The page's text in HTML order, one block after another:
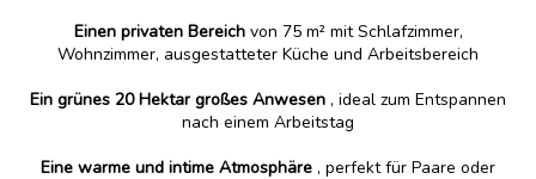
Einen privaten Bereichvon 75 m² mit Schlafzimmer,
Wohnzimmer, ausgestatteter Küche und Arbeitsbereich
Ein grünes 20 Hektar großes Anwesen , ideal zum Entspannen
nach einem Arbeitstag
Eine warme und intime Atmosphäre , perfekt für Paare oder